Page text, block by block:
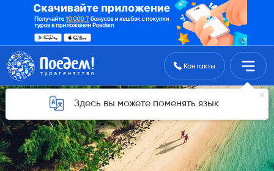
Поиск туровКонтакты
Здесь вы можете поменять язык